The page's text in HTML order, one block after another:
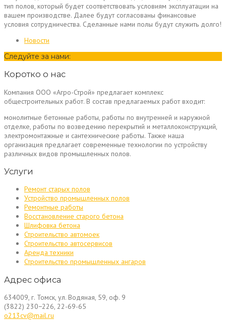
тип полов, который будет соответствовать условиям эксплуатации на
вашем производстве. Далее будут согласованы финансовые
условия сотрудничества. Сделанные нами полы будут служить долго!
Новости
Следуйте за нами:
Коротко о нас
Компания ООО «Агро-Строй» предлагает комплекс
общестроительных работ. В состав предлагаемых работ входит:
монолитные бетонные работы, работы по внутренней и наружной
отделке, работы по возведению перекрытий и металлоконструкций,
электромонтажные и сантехнические работы. Также наша
организация предлагает современные технологии по устройству
различных видов промышленных полов.
Услуги
Ремонт старых полов
Устройство промышленных полов
Ремонтные работы
Восстановление старого бетона
Шлифовка бетона
Строительство автомоек
Строительство автосервисов
Аренда техники
Строительство промышленных ангаров
Адрес офиса
634009, г. Томск, ул. Водяная, 59, оф. 9
(3822) 230−226, 22-69-65
o213cv@mail.ru